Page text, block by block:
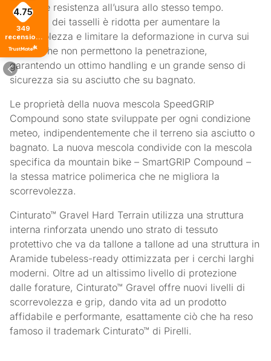
terreno e resistenza all’usura allo stesso tempo.
L’altezza dei tasselli è ridotta per aumentare la
scorrevolezza e limitare la deformazione in curva sui
terreni che non permettono la penetrazione,
garantendo un ottimo handling e un grande senso di
sicurezza sia su asciutto che su bagnato.
Le proprietà della nuova mescola SpeedGRIP
Compound sono state sviluppate per ogni condizione
meteo, indipendentemente che il terreno sia asciutto o
bagnato. La nuova mescola condivide con la mescola
specifica da mountain bike – SmartGRIP Compound –
la stessa matrice polimerica che ne migliora la
scorrevolezza.
Cinturato™ Gravel Hard Terrain utilizza una struttura
interna rinforzata unendo uno strato di tessuto
protettivo che va da tallone a tallone ad una struttura in
Aramide tubeless-ready ottimizzata per i cerchi larghi
moderni. Oltre ad un altissimo livello di protezione
dalle forature, Cinturato™ Gravel offre nuovi livelli di
scorrevolezza e grip, dando vita ad un prodotto
affidabile e performante, esattamente ciò che ha reso
famoso il trademark Cinturato™ di Pirelli.
4.75
349
recensioni
di tutti i